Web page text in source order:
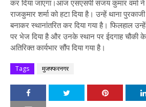
कर दिया जाएगा।आज एसएसपी संजय कुमार वर्मा ने
राजकुमार शर्मा को हटा दिया है। उन्हें थाना
बनाकर स्थानांतरित कर दिया गया है। फिलहाल
पर भेज दिया है और उनके स्थान पर ईदगाह चौकी के
अतिरिक्त कार्यभार सौंप दिया गया है।
Tags मुजफ्फरनगर